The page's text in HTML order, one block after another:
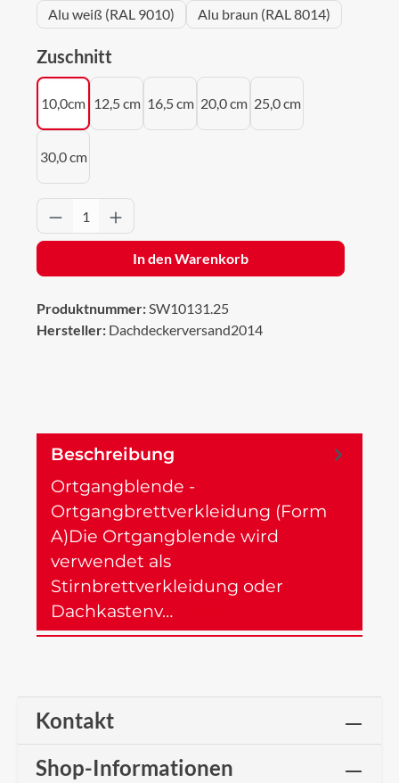
Alu weiß (RAL 9010)
Alu braun (RAL 8014)
Zuschnitt
10,0cm 12,5 cm 16,5 cm 20,0 cm 25,0 cm
30,0 cm
Produkt Anzahl: Gib den gewünschten
In den Warenkorb
Produktnummer:SW10131.25
Hersteller: Dachdeckerversand2014
Beschreibung
Ortgangblende -
Ortgangbrettverkleidung (Form
A)Die Ortgangblende wird
verwendet als
Stirnbrettverkleidung oder
Dachkastenv…
Kontakt
Shop-Informationen